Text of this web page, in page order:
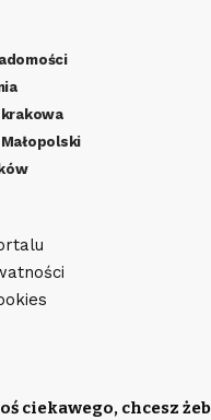
ciekawego, chcesz